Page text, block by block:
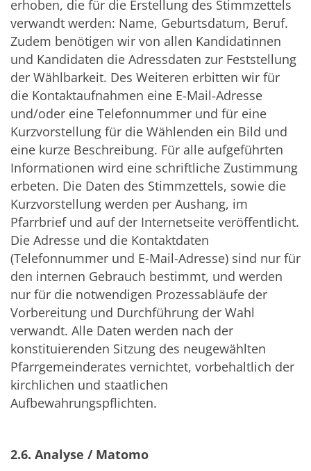
erhoben, die für die Erstellung des Stimmzettels
verwandt werden: Name, Geburtsdatum, Beruf.
Zudem benötigen wir von allen Kandidatinnen
und Kandidaten die Adressdaten zur Feststellung
der Wählbarkeit. Des Weiteren erbitten wir für
die Kontaktaufnahmen eine E-Mail-Adresse
und/oder eine Telefonnummer und für eine
Kurzvorstellung für die Wählenden ein Bild und
eine kurze Beschreibung. Für alle aufgeführten
Informationen wird eine schriftliche Zustimmung
erbeten. Die Daten des Stimmzettels, sowie die
Kurzvorstellung werden per Aushang, im
Pfarrbrief und auf der Internetseite veröffentlicht.
Die Adresse und die Kontaktdaten
(Telefonnummer und E-Mail-Adresse) sind nur für
den internen Gebrauch bestimmt, und werden
nur für die notwendigen Prozessabläufe der
Vorbereitung und Durchführung der Wahl
verwandt. Alle Daten werden nach der
konstituierenden Sitzung des neugewählten
Pfarrgemeinderates vernichtet, vorbehaltlich der
kirchlichen und staatlichen
Aufbewahrungspflichten.
2.6. Analyse / Matomo